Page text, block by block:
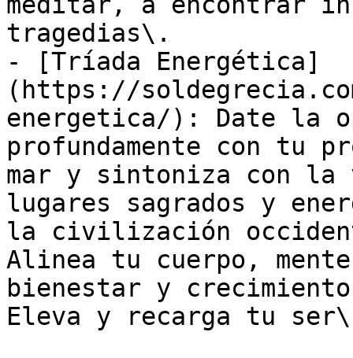
tragedias\.
- [Tríada Energética]
(https://
energetica/): Date la
profundamente con tu
mar y sintoniza con la
lugares sagrados y
la civilización
Alinea tu cuerpo,
bienestar y
Eleva y recarga tu